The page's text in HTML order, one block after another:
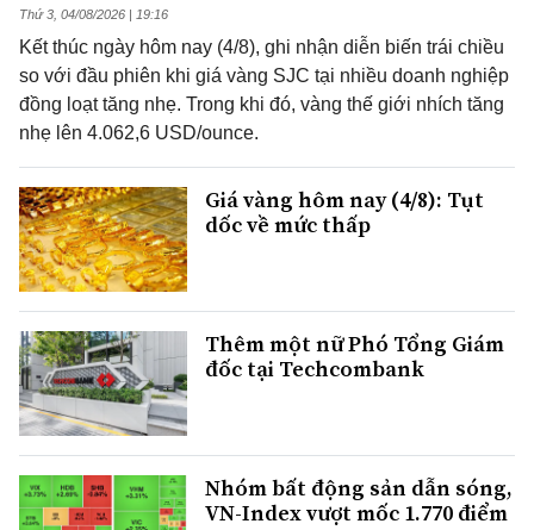
Thứ 3, 04/08/2026 | 19:16
Kết thúc ngày hôm nay (4/8), ghi nhận diễn biến trái chiều
so với đầu phiên khi giá vàng SJC tại nhiều doanh nghiệp
đồng loạt tăng nhẹ. Trong khi đó, vàng thế giới nhích tăng
nhẹ lên 4.062,6 USD/ounce.
Giá vàng hôm nay (4/8): Tụt
dốc về mức thấp
Thêm một nữ Phó Tổng Giám
đốc tại Techcombank
Nhóm bất động sản dẫn sóng,
VN-Index vượt mốc 1.770 điểm